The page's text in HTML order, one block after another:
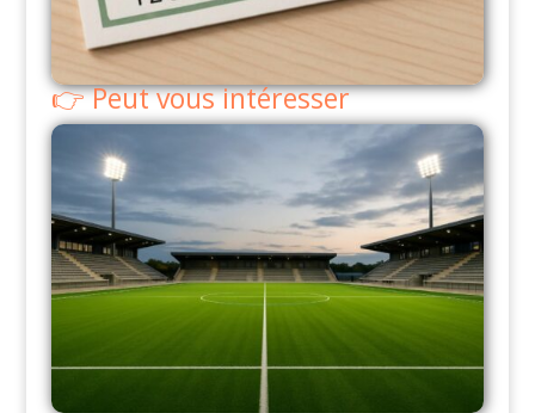
Peut vous intéresser